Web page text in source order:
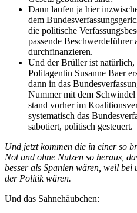
Dann laufen ja hier
dem
die politische
passende Beschwerdeführer
durchfinanzieren.
Und der Brüller ist natürlich,
Politagentin Susanne Baer
dann in das
Nummer mit dem
stand vorher im
systematisch das
sabotiert, politisch gesteuert.
Und jetzt kommen die in einer so
Not und ohne Nutzen so heraus,
besser als Spanien wären, weil
der Politik wären.
Und das Sahnehäubchen: